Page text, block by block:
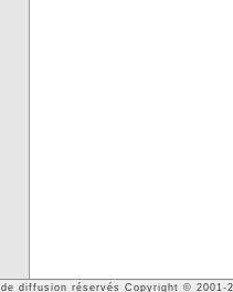
diffusion réservés Copyright © 2001-